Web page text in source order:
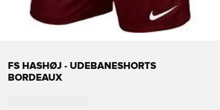
FS HASHØJ - UDEBANESHORTS
BORDEAUX